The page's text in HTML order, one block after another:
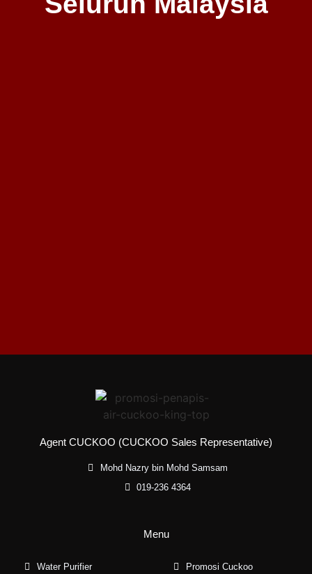
Agent CUCKOO (CUCKOO Sales Representative)
Mohd Nazry bin Mohd Samsam
019-236 4364
Menu
Water Purifier Promosi Cuckoo